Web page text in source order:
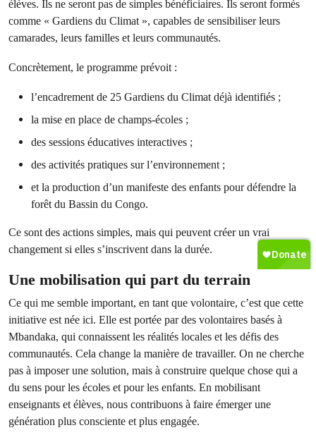
élèves. Ils ne seront pas de simples bénéficiaires. Ils seront formés
comme « Gardiens du Climat », capables de sensibiliser leurs
camarades, leurs familles et leurs communautés.
Concrètement, le programme prévoit :
l’encadrement de 25 Gardiens du Climat déjà identifiés ;
la mise en place de champs-écoles ;
des sessions éducatives interactives ;
des activités pratiques sur l’environnement ;
et la production d’un manifeste des enfants pour défendre la
forêt du Bassin du Congo.
Ce sont des actions simples, mais qui peuvent créer un vrai
changement si elles s’inscrivent dans la durée.
Une mobilisation qui part du terrain
Ce qui me semble important, en tant que volontaire, c’est que cette
initiative est née ici. Elle est portée par des volontaires basés à
Mbandaka, qui connaissent les réalités locales et les défis des
communautés. Cela change la manière de travailler. On ne cherche
pas à imposer une solution, mais à construire quelque chose qui a
du sens pour les écoles et pour les enfants. En mobilisant
enseignants et élèves, nous contribuons à faire émerger une
génération plus consciente et plus engagée.